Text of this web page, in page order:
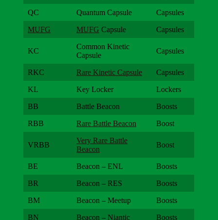
QC Quantum Capsule Capsules
MUFG MUFG Capsule Capsules
KC
Common Kinetic
Capsule
Capsules
RKC Rare Kinetic Capsule Capsules
KL Key Locker Lockers
BB Battle Beacon Boosts
RBB Rare Battle Beacon Boost
VRBB
Very Rare Battle
Beacon
Boost
BE Beacon – ENL Boosts
BR Beacon – RES Boosts
BM Beacon – Meetup Boosts
BN Beacon – Niantic Boosts